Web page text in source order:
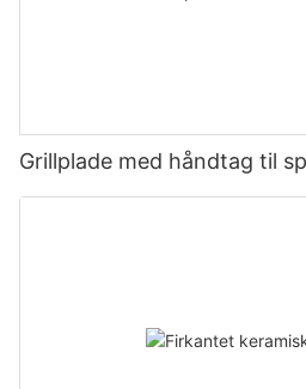
Grillplade med håndtag til